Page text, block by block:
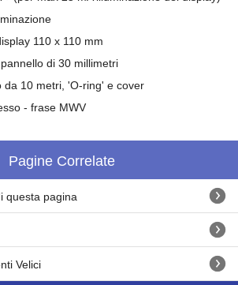
110 x 110 mm
di 30 millimetri
da 10 metri, 'O-ring' e cover
- frase MWV
Pagine Correlate
questa pagina
Velici